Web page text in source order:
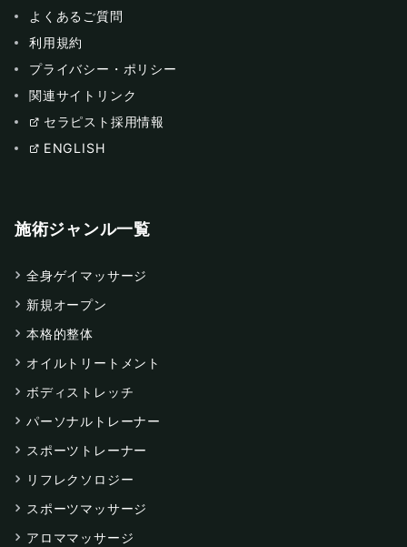
よくあるご質問
利用規約
プライバシー・ポリシー
関連サイトリンク
セラピスト採用情報
ENGLISH
施術ジャンル一覧
全身ゲイマッサージ
新規オープン
本格的整体
オイルトリートメント
ボディストレッチ
パーソナルトレーナー
スポーツトレーナー
リフレクソロジー
スポーツマッサージ
アロママッサージ